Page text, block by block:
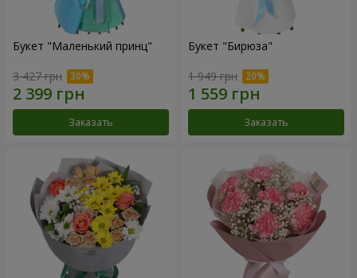
Букет "Маленький принц"
3 427 грн
Заказать
Букет "Бирюза"
1 949 грн
Заказать